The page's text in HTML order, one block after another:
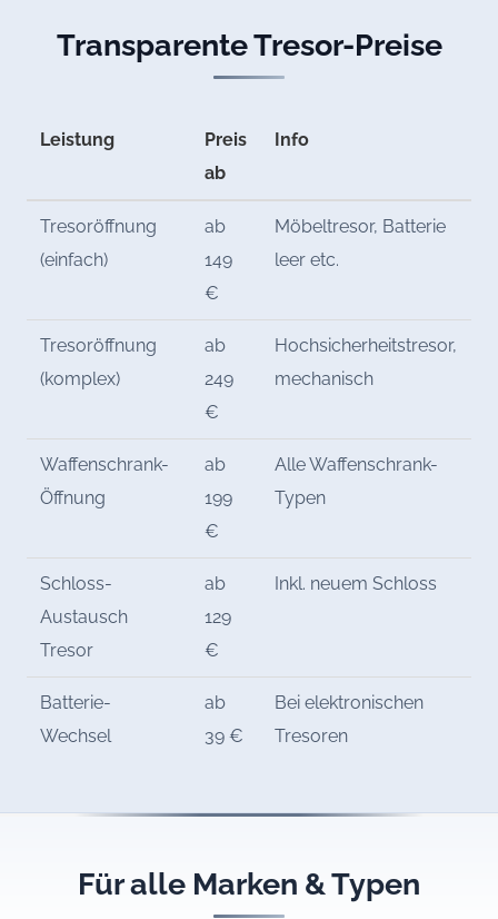
Transparente Tresor-Preise
Leistung
Preis
ab
Info
Tresoröffnung
(einfach)
ab
149
€
Möbeltresor, Batterie
leer etc.
Tresoröffnung
(komplex)
ab
249
€
Hochsicherheitstresor,
mechanisch
Waffenschrank-
Öffnung
ab
199
€
Alle Waffenschrank-
Typen
Schloss-
Austausch
Tresor
ab
129
€
Inkl. neuem Schloss
Batterie-
Wechsel
ab
39 €
Bei elektronischen
Tresoren
Für alle Marken & Typen